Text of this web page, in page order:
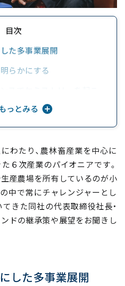
目次
た多事業展開
らかにする
っとみる
わたり、農林畜産業を中心に
６次産業のパイオニアです。
産農場を所有しているのが小
中で常にチャレンジャーとし
きた同社の代表取締役社長・
ドの継承策や展望をお聞きし
した多事業展開